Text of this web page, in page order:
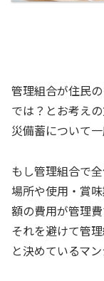
管理組合が住民
では？とお考え
災備蓄について
もし管理組合で
場所や使用・賞
額の費用が管理
それを避けて管
と決めているマ